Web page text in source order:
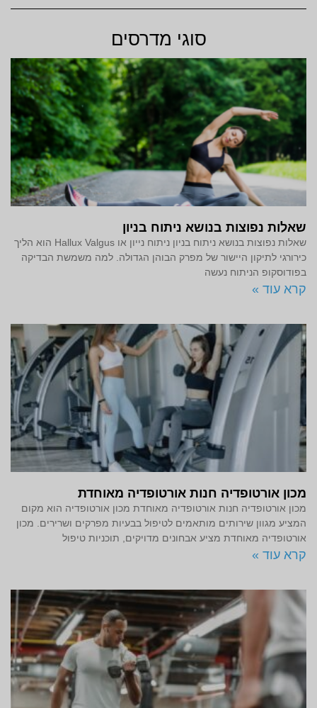
סוגי מדרסים
שאלות נפוצות בנושא ניתוח בניון
שאלות נפוצות בנושא ניתוח בניון ניתוח נייון או Hallux Valgus הוא הליך
כירורגי לתיקון היישור של מפרק הבוהן הגדולה. למה משמשת הבדיקה
בפודוסקופ הניתוח נעשה
קרא עוד »
מכון אורטופדיה חנות אורטופדיה מאוחדת
מכון אורטופדיה חנות אורטופדיה מאוחדת מכון אורטופדיה הוא מקום
המציע מגוון שירותים מותאמים לטיפול בבעיות מפרקים ושרירים. מכון
אורטופדיה מאוחדת מציע אבחונים מדויקים, תוכניות טיפול
קרא עוד »